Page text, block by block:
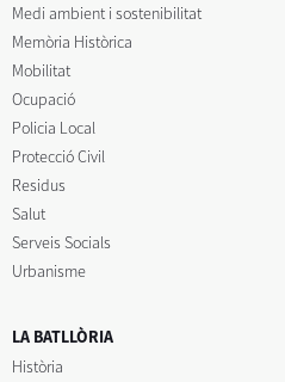
Medi ambient i sostenibilitat
Memòria Històrica
Mobilitat
Ocupació
Policia Local
Protecció Civil
Residus
Salut
Serveis Socials
Urbanisme
LA BATLLÒRIA
Història